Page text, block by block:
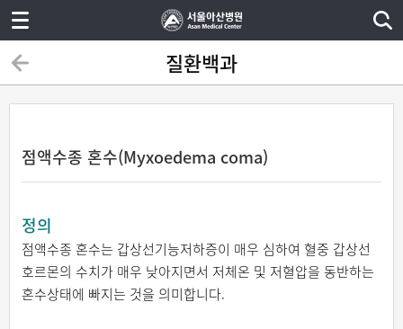
질환백과
점액수종 혼수(Myxoedema coma)
정의
점액수종 혼수는 갑상선기능저하증이 매우 심하여 혈중 갑상선
호르몬의 수치가 매우 낮아지면서 저체온 및 저혈압을 동반하는
혼수상태에 빠지는 것을 의미합니다.